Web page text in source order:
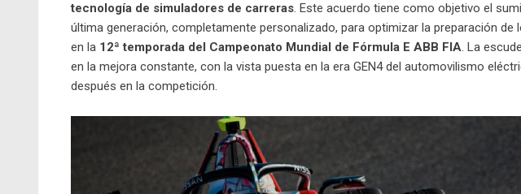
tecnología de simuladores de carreras. Este acuerdo tiene como objetivo el
última generación, completamente personalizado, para optimizar la preparación de
en la 12ª temporada del Campeonato Mundial de Fórmula E ABB FIA. La
en la mejora constante, con la vista puesta en la era GEN4 del automovilismo
después en la competición.